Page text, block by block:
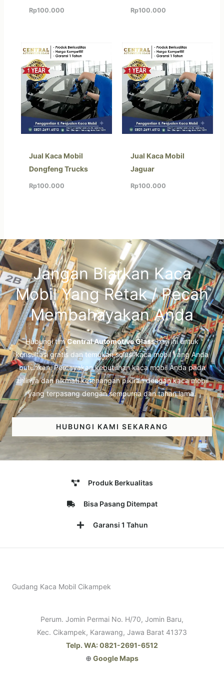
Rp100.000 Rp100.000
Jual Kaca Mobil
Dongfeng Trucks
Rp100.000
Jual Kaca Mobil
Jaguar
Rp100.000
Jangan Biarkan Kaca
Mobil Yang Retak / Pecah
Membahayakan Anda
Hubungi timCentral Automotive Glasshari ini untuk
konsultasi gratis dan temukan solusi kaca mobil yang Anda
butuhkan. Percayakan kebutuhan kaca mobil Anda pada
ahlinya dan nikmati ketenangan pikiran dengan kaca mobil
yang terpasang dengan sempurna dan tahan lama.
HUBUNGI KAMI SEKARANG
Produk Berkualitas
Bisa Pasang Ditempat
Garansi 1 Tahun
Gudang Kaca Mobil Cikampek
Perum. Jomin Permai No. H/70, Jomin Baru,
Kec. Cikampek, Karawang, Jawa Barat 41373
Telp. WA: 0821-2691-6512
⊕ Google Maps